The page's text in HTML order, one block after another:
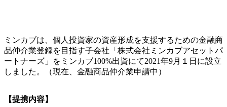
ミンカブは、個人投資家の資産形成を支援するための金融商
品仲介業登録を目指す子会社「株式会社ミンカブアセットパ
ートナーズ」をミンカブ100%出資にて2021年9月１日に設立
しました。（現在、金融商品仲介業申請中）
【提携内容】